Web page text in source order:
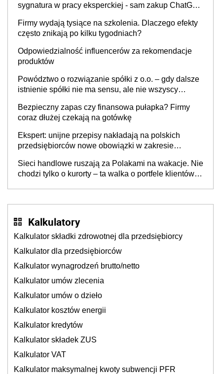
sygnatura w pracy eksperckiej - sam zakup ChatGPT
Firmy wydają tysiące na szkolenia. Dlaczego efekty
często znikają po kilku tygodniach?
Odpowiedzialność influencerów za rekomendacje
produktów
Powództwo o rozwiązanie spółki z o.o. – gdy dalsze
istnienie spółki nie ma sensu, ale nie wszyscy
Bezpieczny zapas czy finansowa pułapka? Firmy
coraz dłużej czekają na gotówkę
Ekspert: unijne przepisy nakładają na polskich
przedsiębiorców nowe obowiązki w zakresie
Sieci handlowe ruszają za Polakami na wakacje. Nie
chodzi tylko o kurorty – ta walka o portfele klientów
Kalkulatory
Kalkulator składki zdrowotnej dla przedsiębiorcy
Kalkulator dla przedsiębiorców
Kalkulator wynagrodzeń brutto/netto
Kalkulator umów zlecenia
Kalkulator umów o dzieło
Kalkulator kosztów energii
Kalkulator kredytów
Kalkulator składek ZUS
Kalkulator VAT
Kalkulator maksymalnej kwoty subwencji PFR